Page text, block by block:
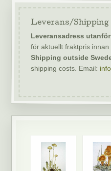
Leverans/Shipping
Leveransadress
för aktuellt fraktpris innan
Shipping outside
shipping costs. Email: